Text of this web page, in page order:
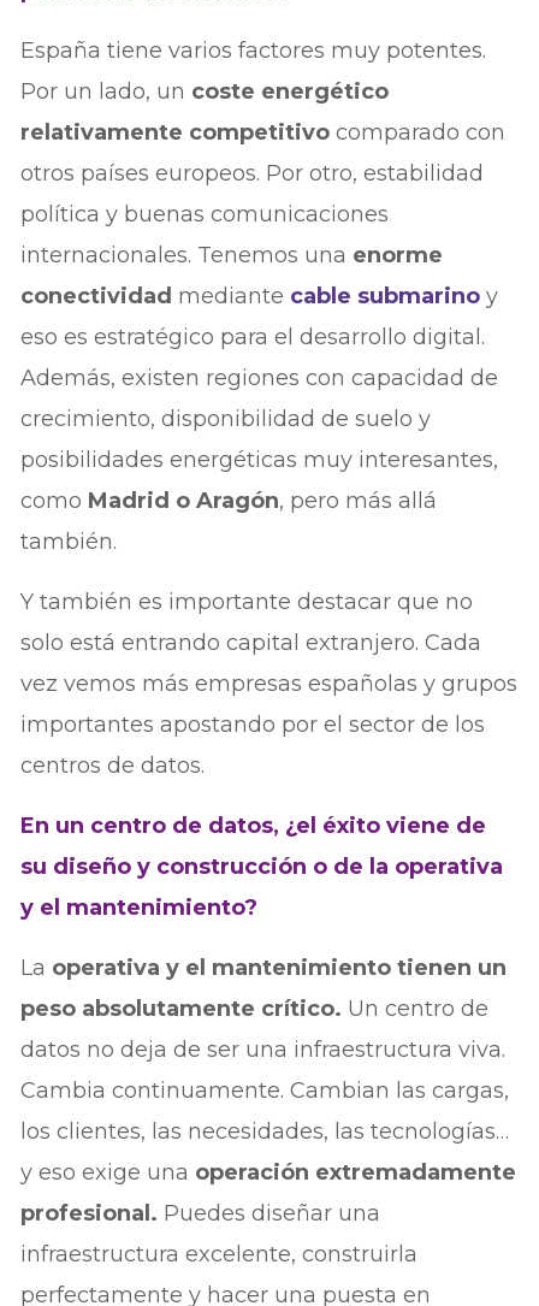
España tiene varios factores muy potentes.
Por un lado, un coste energético
relativamente competitivo comparado con
otros países europeos. Por otro, estabilidad
política y buenas comunicaciones
internacionales. Tenemos una enorme
conectividad mediante cable submarino y
eso es estratégico para el desarrollo digital.
Además, existen regiones con capacidad de
crecimiento, disponibilidad de suelo y
posibilidades energéticas muy interesantes,
como Madrid o Aragón, pero más allá
también.
Y también es importante destacar que no
solo está entrando capital extranjero. Cada
vez vemos más empresas españolas y grupos
importantes apostando por el sector de los
centros de datos.
En un centro de datos, ¿el éxito viene de
su diseño y construcción o de la operativa
y el mantenimiento?
La operativa y el mantenimiento tienen un
peso absolutamente crítico. Un centro de
datos no deja de ser una infraestructura viva.
Cambia continuamente. Cambian las cargas,
los clientes, las necesidades, las tecnologías…
y eso exige una operación extremadamente
profesional. Puedes diseñar una
infraestructura excelente, construirla
perfectamente y hacer una puesta en